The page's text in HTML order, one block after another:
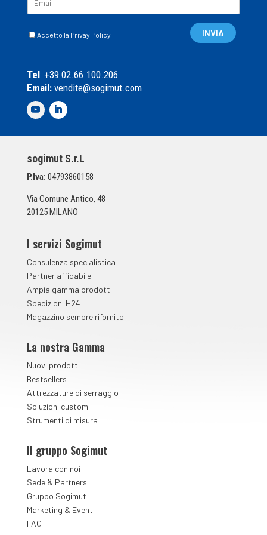
C
l
e
d
S
u
n
a
*
Accetto la Privay Policy INVIA
Tel: +39 02.66.100.206
Email:vendite@sogimut.com
sogimut S.r.L
P.Iva: 04793860158
Via Comune Antico, 48
20125 MILANO
I servizi Sogimut
Consulenza specialistica
Partner affidabile
Ampia gamma prodotti
Spedizioni H24
Magazzino sempre rifornito
La nostra Gamma
Nuovi prodotti
Bestsellers
Attrezzature di serraggio
Soluzioni custom
Strumenti di misura
Il gruppo Sogimut
Lavora con noi
Sede& Partners
Gruppo Sogimut
Marketing & Eventi
FAQ